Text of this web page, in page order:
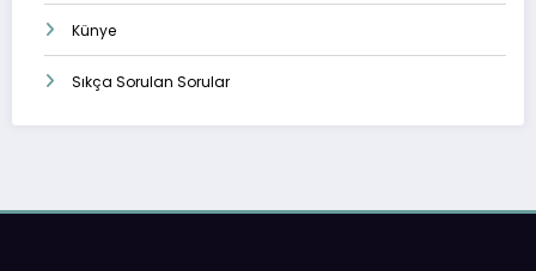
Künye
Sıkça Sorulan Sorular